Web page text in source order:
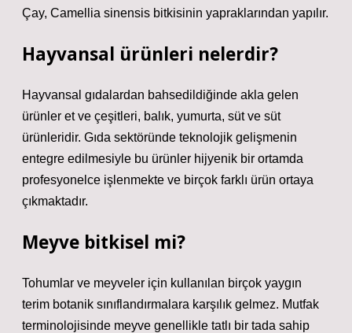
Çay, Camellia sinensis bitkisinin yapraklarından yapılır.
Hayvansal ürünleri nelerdir?
Hayvansal gıdalardan bahsedildiğinde akla gelen
ürünler et ve çeşitleri, balık, yumurta, süt ve süt
ürünleridir. Gıda sektöründe teknolojik gelişmenin
entegre edilmesiyle bu ürünler hijyenik bir ortamda
profesyonelce işlenmekte ve birçok farklı ürün ortaya
çıkmaktadır.
Meyve bitkisel mi?
Tohumlar ve meyveler için kullanılan birçok yaygın
terim botanik sınıflandırmalara karşılık gelmez. Mutfak
terminolojisinde meyve genellikle tatlı bir tada sahip